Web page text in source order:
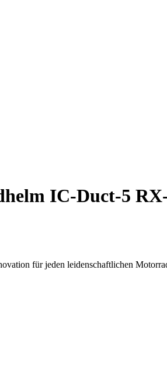
IC-Duct-5
für jeden leidenschaftlichen